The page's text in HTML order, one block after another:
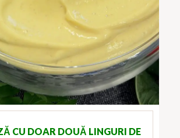
CU DOAR DOUĂ LINGURI DE